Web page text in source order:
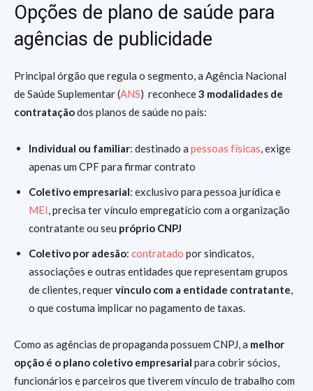
Opções de plano de saúde para
agências de publicidade
Principal órgão que regula o segmento, a Agência Nacional
de Saúde Suplementar (ANS) reconhece3 modalidades de
contrataçãodos planos de saúde no país:
Individual ou familiar: destinado a pessoas físicas, exige
apenas um CPF para firmar contrato
Coletivo empresarial: exclusivo para pessoa jurídica e
MEI, precisa ter vínculo empregatício com a organização
contratante ou seu próprio CNPJ
Coletivo por adesão: contratado por sindicatos,
associações e outras entidades que representam grupos
de clientes, requervínculo com a entidade contratante,
o que costuma implicar no pagamento de taxas.
Como as agências de propaganda possuem CNPJ, a melhor
opção é o plano coletivo empresarial para cobrir sócios,
funcionários e parceiros que tiverem vínculo de trabalho com